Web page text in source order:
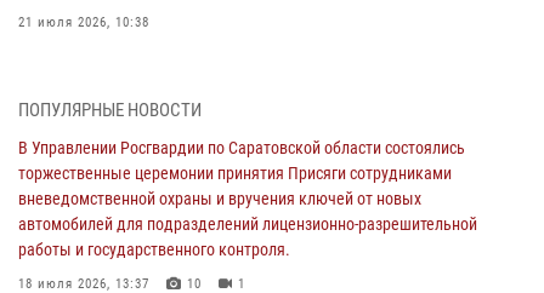
21 июля 2026, 10:38
вневедомственной охраны и вручения ключей от новых
автомобилей для подразделений лицензионно-разрешительной
работы и государственного контроля.
18 июля 2026, 13:37 10 1
В Саратовской области самые лучшие каникулы проходят с
Росгвардией
ПОПУЛЯРНЫЕ НОВОСТИ
В Управлении Росгвардии по Саратовской области состоялись
торжественные церемонии принятия Присяги сотрудниками
вневедомственной охраны и вручения ключей от новых
автомобилей для подразделений лицензионно-разрешительной
работы и государственного контроля.
18 июля 2026, 13:37 10 1